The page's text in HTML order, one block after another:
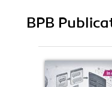
BPB